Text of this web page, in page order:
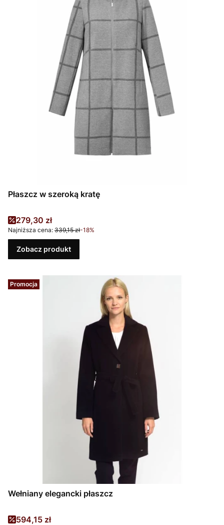
Płaszcz w szeroką kratę
Cena promocyjna
279,30 zł
Najniższa cena: 339,15 zł-18%
Zobacz produkt
Promocja
Wełniany elegancki płaszcz
Cena promocyjna
594,15 zł